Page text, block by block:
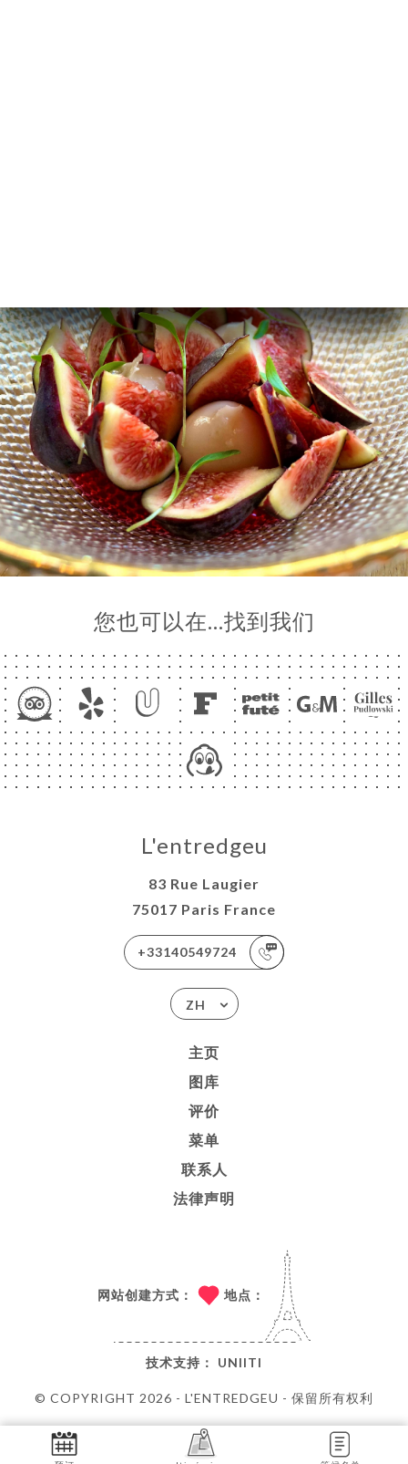
您也可以在…找到我们
L'entredgeu
83 Rue Laugier
75017 Paris France
+33140549724
ZH
主页
图库
评价
菜单
联系人
法律声明
© COPYRIGHT 2026 - L'ENTREDGEU - 保留所有权利
网站创建方式： 地点：
技术支持： UNIITI